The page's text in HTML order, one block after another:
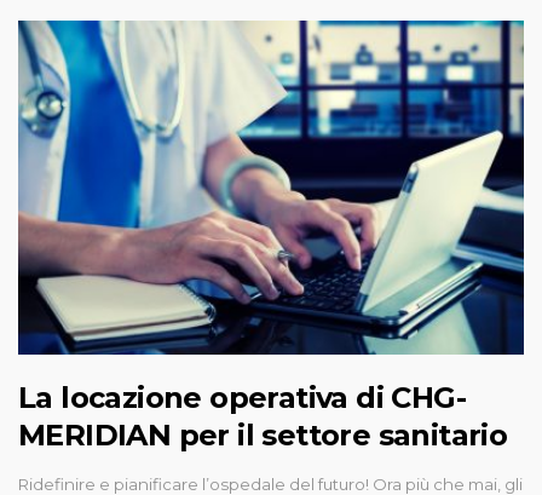
La locazione operativa di CHG-
MERIDIAN per il settore sanitario
Ridefinire e pianificare l’ospedale del futuro! Ora più che mai, gli